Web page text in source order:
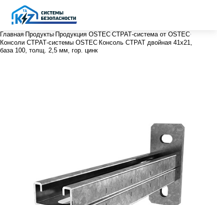
Главная Продукты Продукция OSTEC СТРАТ-система от OSTEC
Консоли СТРАТ-системы OSTEC Консоль СТРАТ двойная 41х21,
база 100, толщ. 2,5 мм, гор. цинк